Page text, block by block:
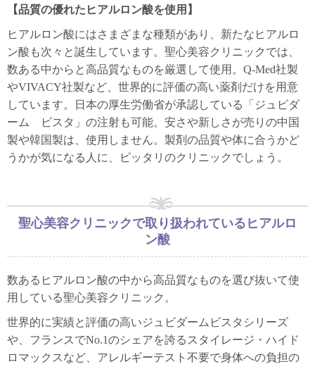
【品質の優れたヒアルロン酸を使用】
ヒアルロン酸にはさまざまな種類があり、新たなヒアルロ
ン酸も次々と誕生しています。聖心美容クリニックでは、
数ある中からと高品質なものを厳選して使用。Q-Med社製
やVIVACY社製など、世界的に評価の高い薬剤だけを用意
しています。日本の厚生労働省が承認している「ジュビダ
ーム ビスタ」の注射も可能。安さや新しさが売りの中国
製や韓国製は、使用しません。製剤の品質や体に合うかど
うかが気になる人に、ピッタリのクリニックでしょう。
聖心美容クリニックで取り扱われているヒアルロ
ン酸
数あるヒアルロン酸の中から高品質なものを選び抜いて使
用している聖心美容クリニック。
世界的に実績と評価の高いジュビダームビスタシリーズ
や、フランスでNo.1のシェアを誇るスタイレージ・ハイド
ロマックスなど、アレルギーテスト不要で身体への負担の